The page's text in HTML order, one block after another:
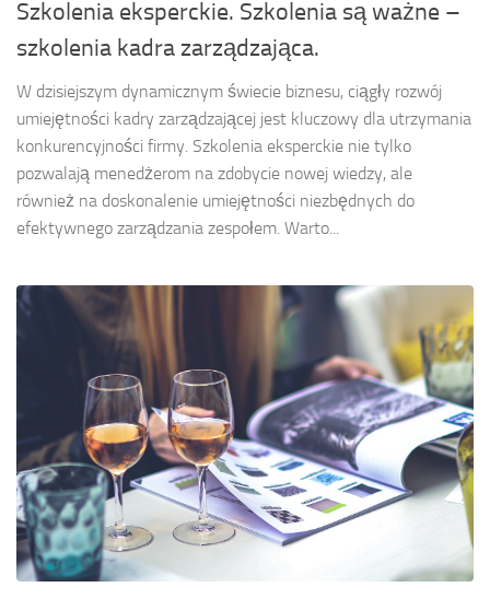
Szkolenia eksperckie. Szkolenia są ważne –
szkolenia kadra zarządzająca.
W dzisiejszym dynamicznym świecie biznesu, ciągły rozwój
umiejętności kadry zarządzającej jest kluczowy dla utrzymania
konkurencyjności firmy. Szkolenia eksperckie nie tylko
pozwalają menedżerom na zdobycie nowej wiedzy, ale
również na doskonalenie umiejętności niezbędnych do
efektywnego zarządzania zespołem. Warto...